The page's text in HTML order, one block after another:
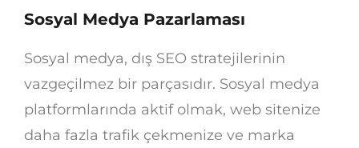
Sosyal Medya Pazarlaması
Sosyal medya, dış SEO stratejilerinin
vazgeçilmez bir parçasıdır. Sosyal medya
platformlarında aktif olmak, web sitenize
daha fazla trafik çekmenize ve marka